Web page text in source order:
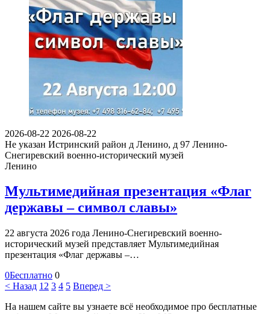
2026-08-22 2026-08-22
Не указан Истринский район д Ленино, д 97 Ленино-
Снегиревский военно-исторический музей
Ленино
Мультимедийная презентация «Флаг
державы – символ славы»
22 августа 2026 года Ленино-Снегиревский военно-
исторический музей представляет Мультимедийная
презентация «Флаг державы –…
0Бесплатно 0
< Назад 1 2 3 4 5 Вперед >
На нашем сайте вы узнаете всё необходимое про бесплатные